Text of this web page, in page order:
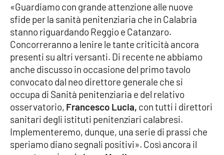
«Guardiamo con grande attenzione alle nuove
sfide per la sanità penitenziaria che in Calabria
stanno riguardando Reggio e Catanzaro.
Concorreranno a lenire le tante criticità ancora
presenti su altri versanti. Di recente ne abbiamo
anche discusso in occasione del primo tavolo
convocato dal neo direttore generale che si
occupa di Sanità penitenziaria e del relativo
osservatorio, Francesco Lucia, con tutti i direttori
sanitari degli istituti penitenziari calabresi.
Implementeremo, dunque, una serie di prassi che
speriamo diano segnali positivi». Così ancora il